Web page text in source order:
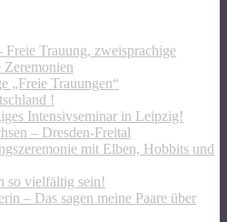
Trauung, zweisprachige
„Freie Trauungen“
!
Intensivseminar in Leipzig!
– Dresden-Freital
mit Elben, Hobbits und
so vielfältig sein!
– Das sagen meine Paare über